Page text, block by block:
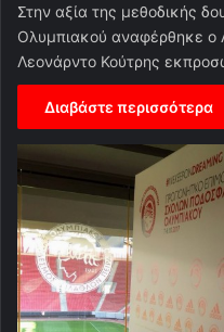
Στην αξία της μεθοδικής
Ολυμπιακού αναφέρθηκε
Λεονάρντο Κούτρης
Διαβάστε περισσότερα